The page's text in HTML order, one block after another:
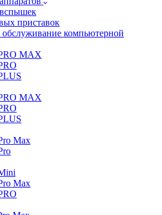
приставок
обслуживание компьютерной
MAX
MAX
Max
Max